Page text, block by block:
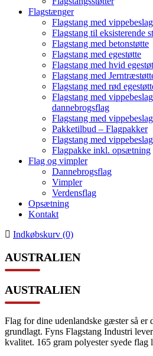
Flagstænger
Flagstang med vippebeslag
Flagstang til eksisterende
Flagstang med betonstøtte
Flagstang med egestøtte
Flagstang med hvid
Flagstang med
Flagstang med rød
Flagstang med
dannebrogsflag
Flagstang med
Pakketilbud – Flagpakker
Flagstang med
Flagpakke inkl. opsætning
Flag og vimpler
Dannebrogsflag
Vimpler
Verdensflag
Opsætning
Kontakt
Indkøbskurv (0)
AUSTRALIEN
AUSTRALIEN
Flag for dine udenlandske gæster så er
grundlagt. Fyns Flagstang Industri
kvalitet. 165 gram polyester syede flag